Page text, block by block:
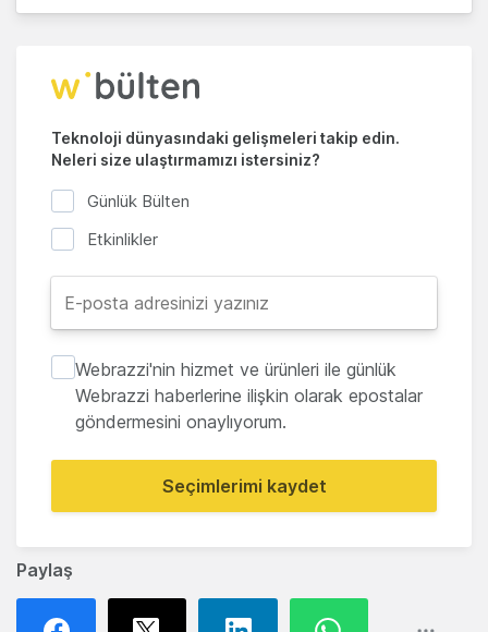
Paylaş
Teknoloji dünyasındaki gelişmeleri takip edin.
Neleri size ulaştırmamızı istersiniz?
Günlük Bülten
Etkinlikler
Webrazzi'nin hizmet ve ürünleri ile günlük
Webrazzi haberlerine ilişkin olarak epostalar
göndermesini onaylıyorum.
Seçimlerimi kaydet